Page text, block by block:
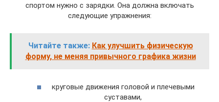
спортом нужно с зарядки. Она должна включать
следующие упражнения:
Читайте также: Как улучшить физическую
форму, не меняя привычного графика жизни
круговые движения головой и плечевыми
суставами,